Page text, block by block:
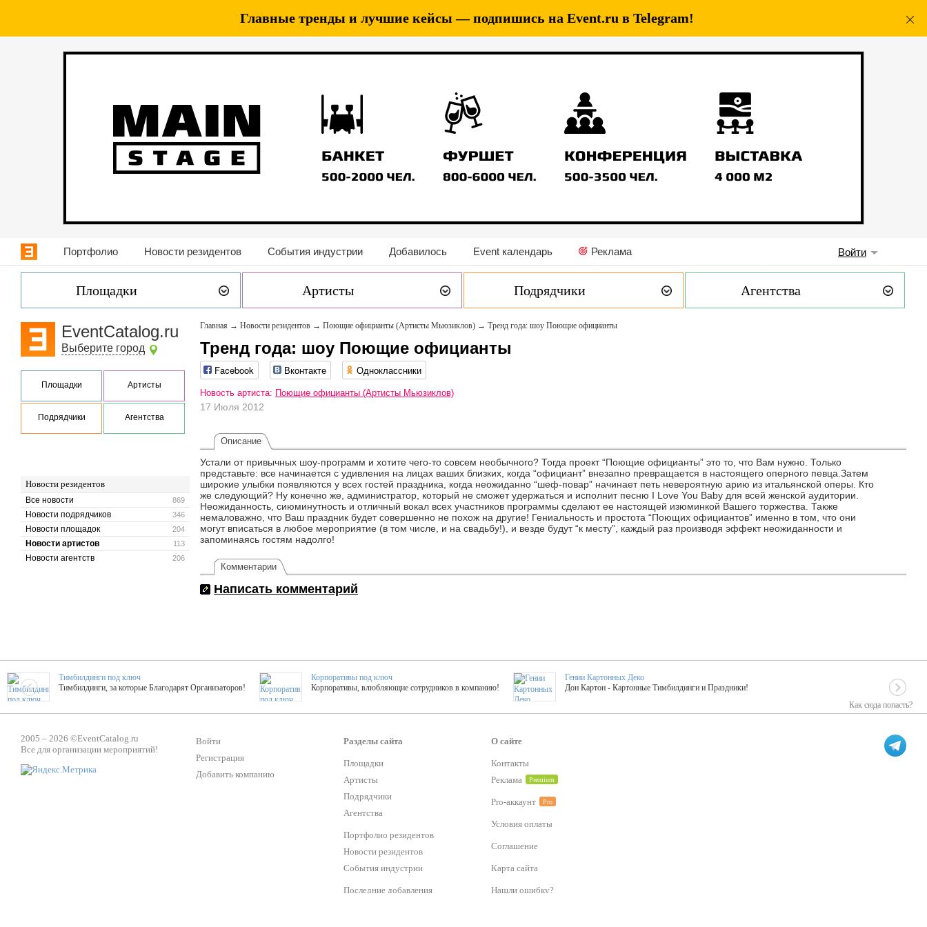
Главные тренды и лучшие кейсы — подпишись на Event.ru в Telegram!
Портфолио Новости резидентов События индустрии Добавилось Event календарь Реклама Войти
Площадки Артисты Подрядчики Агентства
EventCatalog.ru
Выберите город
Площадки Артисты
Подрядчики Агентства
Новости резидентов
869
Все новости
346
Новости подрядчиков
204
Новости площадок
113
Новости артистов
206
Новости агентств
Главная → Новости резидентов → Поющие официанты (Артисты Мьюзиклов) → Тренд года: шоу Поющие официанты
Тренд года: шоу Поющие официанты
Facebook Вконтакте Одноклассники
Новость артиста: Поющие официанты (Артисты Мьюзиклов)
17 Июля 2012
Описание
Устали от привычных шоу-программ и хотите чего-то совсем необычного? Тогда проект “Поющие официанты” это то, что Вам нужно. Только
представьте: все начинается с удивления на лицах ваших близких, когда “официант” внезапно превращается в настоящего оперного певца.Затем
широкие улыбки появляются у всех гостей праздника, когда неожиданно “шеф-повар” начинает петь невероятную арию из итальянской оперы. Кто
же следующий? Ну конечно же, администратор, который не сможет удержаться и исполнит песню I Love You Baby для всей женской аудитории.
Неожиданность, сиюминутность и отличный вокал всех участников программы сделают ее настоящей изюминкой Вашего торжества. Также
немаловажно, что Ваш праздник будет совершенно не похож на другие! Гениальность и простота “Поющих официантов” именно в том, что они
могут вписаться в любое мероприятие (в том числе, и на свадьбу!), и везде будут “к месту”, каждый раз производя эффект неожиданности и
запоминаясь гостям надолго!
Комментарии
Написать комментарий
Как сюда попасть?
Тимбилдинги под ключ
Тимбилдинги, за которые Благодарят Организаторов!
Корпоративы под ключ
Корпоративы, влюбляющие сотрудников в компанию!
Гении Картонных Деко
Дон Картон - Картонные Тимбилдинги и Праздники!
ТОПовые мастер-классы на мероприятие! Гибкие цены!
Более 420 мастер-классов на выезде на мероприятие!
Мастер-классы
ТОП 25 активностей! Смета за 15 минут!
Букинг компания №1
Темпераментные балканские хиты от Паши Парфения!
BAR-STREET™
2005 – 2026 ©EventCatalog.ru
Все для организации мероприятий!
Войти
Регистрация
Добавить компанию
Разделы сайта
Площадки
Артисты
Подрядчики
Агентства
Портфолио резидентов
Новости резидентов
События индустрии
Последние добавления
О сайте
Контакты
Реклама
Premium
Pro-аккаунт Pro
Условия оплаты
Соглашение
Карта сайта
Нашли ошибку?